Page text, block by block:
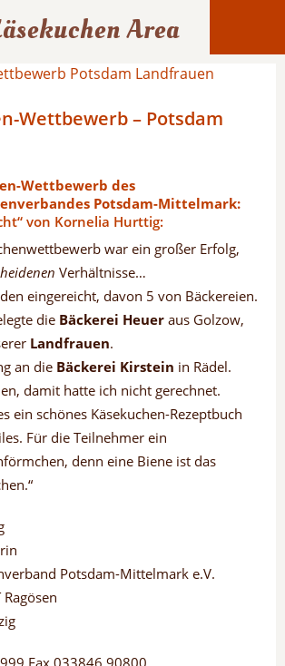
Area
Wettbewerb – Potsdam
Wettbewerb des
Potsdam-Mittelmark:
von Kornelia Hurttig:
war ein großer Erfolg,
Verhältnisse…
eingereicht, davon 5 von Bäckereien.
die Bäckerei Heuer aus Golzow,
Landfrauen.
an die Bäckerei Kirstein in Rädel.
damit hatte ich nicht gerechnet.
ein schönes Käsekuchen-Rezeptbuch
Für die Teilnehmer ein
denn eine Biene ist das
Potsdam-Mittelmark e.V.
Fax 033846 90800